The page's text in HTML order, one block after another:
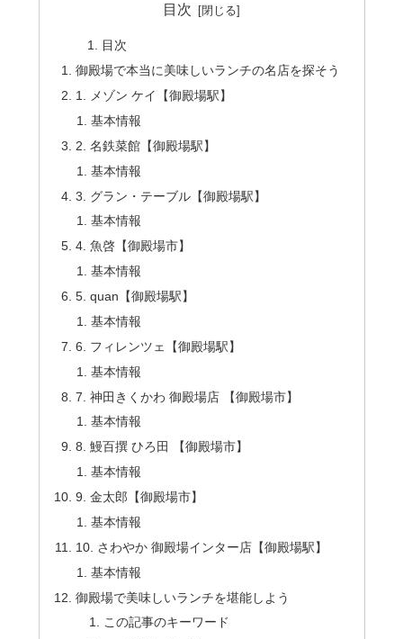
目次
目次
御殿場で本当に美味しいランチの名店を探そう
1. メゾン ケイ【御殿場駅】
基本情報
2. 名鉄菜館【御殿場駅】
基本情報
3. グラン・テーブル【御殿場駅】
基本情報
4. 魚啓【御殿場市】
基本情報
5. quan【御殿場駅】
基本情報
6. フィレンツェ【御殿場駅】
基本情報
7. 神田きくかわ 御殿場店 【御殿場市】
基本情報
8. 鰻百撰 ひろ田 【御殿場市】
基本情報
9. 金太郎【御殿場市】
基本情報
10. さわやか 御殿場インター店【御殿場駅】
基本情報
御殿場で美味しいランチを堪能しよう
この記事のキーワード